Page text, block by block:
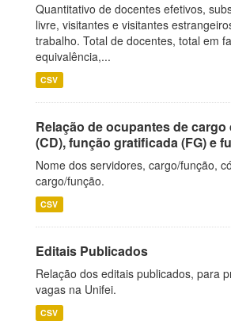
Quantitativo de docentes efetivos,
livre, visitantes e visitantes
trabalho. Total de docentes, total em
equivalência,...
CSV
Relação de ocupantes de cargo
(CD), função gratificada (FG) e
Nome dos servidores, cargo/função,
cargo/função.
CSV
Editais Publicados
Relação dos editais publicados, para
vagas na Unifei.
CSV